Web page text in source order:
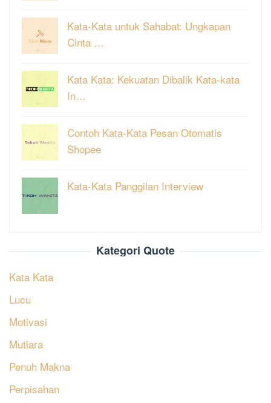
Kata-Kata untuk Sahabat: Ungkapan
Cinta …
Kata Kata: Kekuatan Dibalik Kata-kata
In…
Contoh Kata-Kata Pesan Otomatis
Shopee
Kata-Kata Panggilan Interview
Kategori Quote
Kata Kata
Lucu
Motivasi
Mutiara
Penuh Makna
Perpisahan